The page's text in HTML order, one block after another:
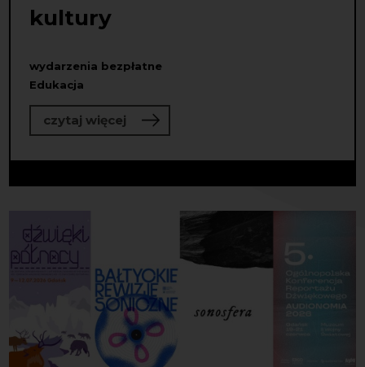
kultury
wydarzenia bezpłatne
Edukacja
czytaj więcejo Program tutoringowy dla osób